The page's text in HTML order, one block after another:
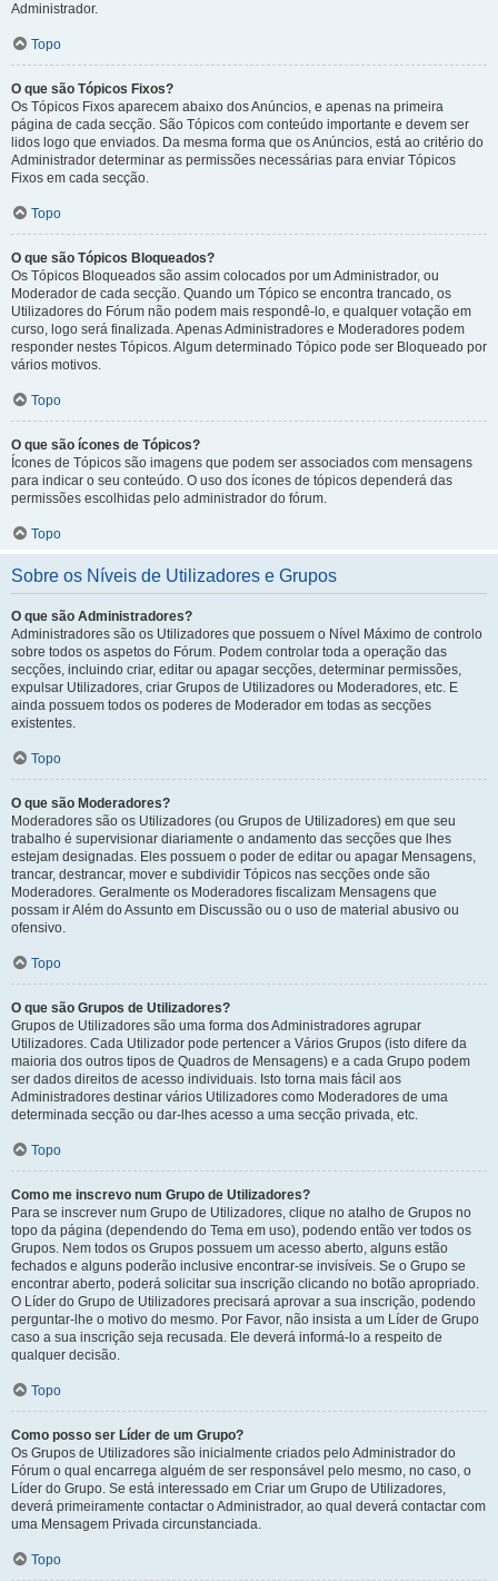
Administrador.
Topo
O que são Tópicos Fixos?
Os Tópicos Fixos aparecem abaixo dos Anúncios, e apenas na primeira
página de cada secção. São Tópicos com conteúdo importante e devem ser
lidos logo que enviados. Da mesma forma que os Anúncios, está ao critério do
Administrador determinar as permissões necessárias para enviar Tópicos
Fixos em cada secção.
Topo
O que são Tópicos Bloqueados?
Os Tópicos Bloqueados são assim colocados por um Administrador, ou
Moderador de cada secção. Quando um Tópico se encontra trancado, os
Utilizadores do Fórum não podem mais respondê-lo, e qualquer votação em
curso, logo será finalizada. Apenas Administradores e Moderadores podem
responder nestes Tópicos. Algum determinado Tópico pode ser Bloqueado por
vários motivos.
Topo
O que são ícones de Tópicos?
Ícones de Tópicos são imagens que podem ser associados com mensagens
para indicar o seu conteúdo. O uso dos ícones de tópicos dependerá das
permissões escolhidas pelo administrador do fórum.
Topo
Sobre os Níveis de Utilizadores e Grupos
O que são Administradores?
Administradores são os Utilizadores que possuem o Nível Máximo de controlo
sobre todos os aspetos do Fórum. Podem controlar toda a operação das
secções, incluindo criar, editar ou apagar secções, determinar permissões,
expulsar Utilizadores, criar Grupos de Utilizadores ou Moderadores, etc. E
ainda possuem todos os poderes de Moderador em todas as secções
existentes.
Topo
O que são Moderadores?
Moderadores são os Utilizadores (ou Grupos de Utilizadores) em que seu
trabalho é supervisionar diariamente o andamento das secções que lhes
estejam designadas. Eles possuem o poder de editar ou apagar Mensagens,
trancar, destrancar, mover e subdividir Tópicos nas secções onde são
Moderadores. Geralmente os Moderadores fiscalizam Mensagens que
possam ir Além do Assunto em Discussão ou o uso de material abusivo ou
ofensivo.
Topo
O que são Grupos de Utilizadores?
Grupos de Utilizadores são uma forma dos Administradores agrupar
Utilizadores. Cada Utilizador pode pertencer a Vários Grupos (isto difere da
maioria dos outros tipos de Quadros de Mensagens) e a cada Grupo podem
ser dados direitos de acesso individuais. Isto torna mais fácil aos
Administradores destinar vários Utilizadores como Moderadores de uma
determinada secção ou dar-lhes acesso a uma secção privada, etc.
Topo
Como me inscrevo num Grupo de Utilizadores?
Para se inscrever num Grupo de Utilizadores, clique no atalho de Grupos no
topo da página (dependendo do Tema em uso), podendo então ver todos os
Grupos. Nem todos os Grupos possuem um acesso aberto, alguns estão
fechados e alguns poderão inclusive encontrar-se invisíveis. Se o Grupo se
encontrar aberto, poderá solicitar sua inscrição clicando no botão apropriado.
O Líder do Grupo de Utilizadores precisará aprovar a sua inscrição, podendo
perguntar-lhe o motivo do mesmo. Por Favor, não insista a um Líder de Grupo
caso a sua inscrição seja recusada. Ele deverá informá-lo a respeito de
qualquer decisão.
Topo
Como posso ser Líder de um Grupo?
Os Grupos de Utilizadores são inicialmente criados pelo Administrador do
Fórum o qual encarrega alguém de ser responsável pelo mesmo, no caso, o
Líder do Grupo. Se está interessado em Criar um Grupo de Utilizadores,
deverá primeiramente contactar o Administrador, ao qual deverá contactar com
uma Mensagem Privada circunstanciada.
Topo